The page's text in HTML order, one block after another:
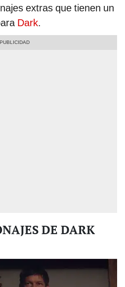
extras que tienen un
Dark.
DE DARK